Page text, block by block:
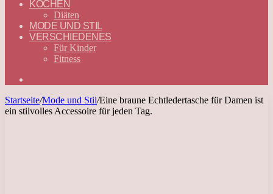
KOCHEN
Diäten
MODE UND STIL
VERSCHIEDENES
Für Kinder
Fitness
Startseite/Mode und Stil/Eine braune Echtledertasche für Damen ist
ein stilvolles Accessoire für jeden Tag.